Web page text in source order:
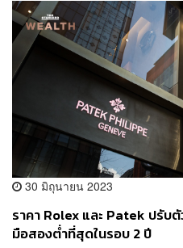
30 มิถุนายน 2023
ราคา Rolex และ Patek ปรับ
มือสองต่ำที่สุดในรอบ 2 ปี